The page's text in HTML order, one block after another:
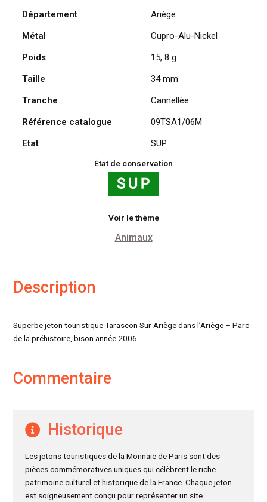
Parc
préhistoire,
2006
Département
Ariège
Métal
Cupro-Alu-Nickel
Poids
15, 8 g
Taille
34 mm
Tranche
Cannellée
Référence catalogue
09TSA1/06M
Etat
SUP
État de conservation
Voir le thème
Animaux
Description
Superbe jeton touristique Tarascon Sur Ariège dans l’Ariège – Parc
de la préhistoire, bison année 2006
Commentaire
Historique
Les jetons touristiques de la Monnaie de Paris sont des
pièces commémoratives uniques qui célèbrent le riche
patrimoine culturel et historique de la France. Chaque jeton
est soigneusement conçu pour représenter un site